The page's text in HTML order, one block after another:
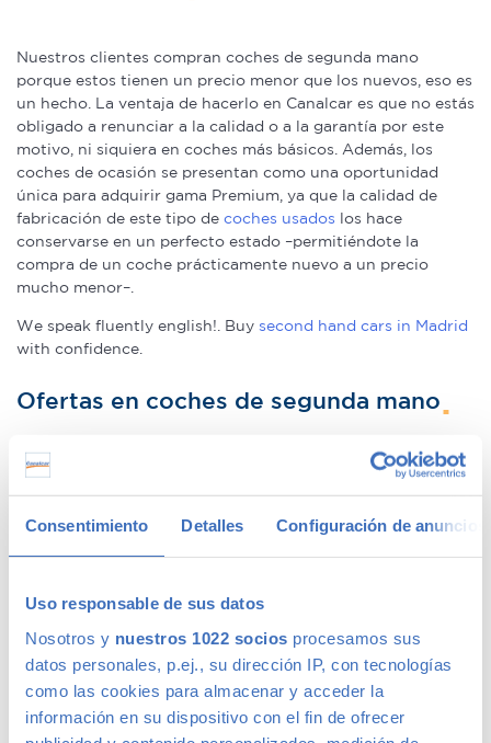
Consentimiento Detalles Configuración de anuncios
Uso responsable de sus datos
Nosotros y nuestros 1022 socios procesamos sus
datos personales, p.ej., su dirección IP, con tecnologías
como las cookies para almacenar y acceder la
información en su dispositivo con el fin de ofrecer
Nuestros clientes compran coches de segunda mano
porque estos tienen un precio menor que los nuevos, eso es
un hecho. La ventaja de hacerlo en Canalcar es que no estás
obligado a renunciar a la calidad o a la garantía por este
motivo, ni siquiera en coches más básicos. Además, los
coches de ocasión se presentan como una oportunidad
única para adquirir gama Premium, ya que la calidad de
fabricación de este tipo de coches usados los hace
conservarse en un perfecto estado –permitiéndote la
compra de un coche prácticamente nuevo a un precio
mucho menor–.
We speak fluently english!. Buy second hand cars in Madrid
with confidence.
Ofertas en coches de segunda mano
Tenemos
de hasta 6.000€ en gama
Premium y 1.000€ en gama media. Todos nuestros coches
de segunda mano tienen precios fijos, pero siempre podrás
encontrar descuentos de los que beneficiarte. Ven a vernos
y pregúntanos por nuestras ofertas, las acompañaremos de
necesidades. Además, aceptamos tu coche a cambio.
Coches de ocasión con garantía
En Canalcar tenemos los coches de segunda mano con